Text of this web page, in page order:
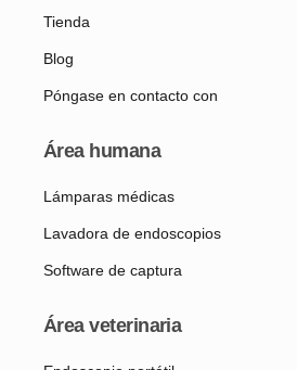
Tienda
Blog
Póngase en contacto con
Área humana
Lámparas médicas
Lavadora de endoscopios
Software de captura
Área veterinaria